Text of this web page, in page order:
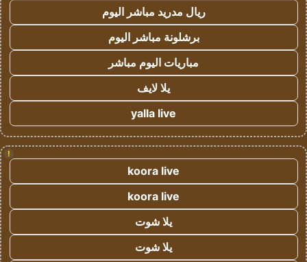
ريال مدريد مباشر اليوم
برشلونة مباشر اليوم
مباريات اليوم مباشر
يلا لايف
yalla live
!
koora live
koora live
يلا شوت
يلا شوت